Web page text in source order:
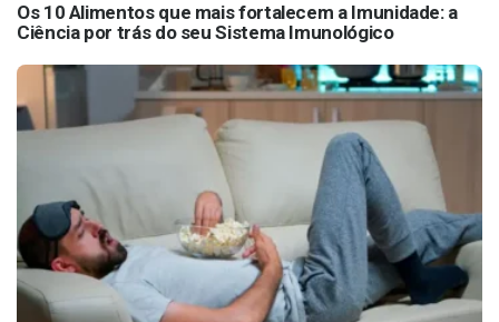
Os 10 Alimentos que mais fortalecem a Imunidade: a
Ciência por trás do seu Sistema Imunológico